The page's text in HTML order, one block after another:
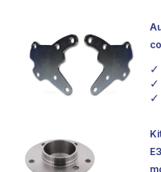
✓
✓
✓